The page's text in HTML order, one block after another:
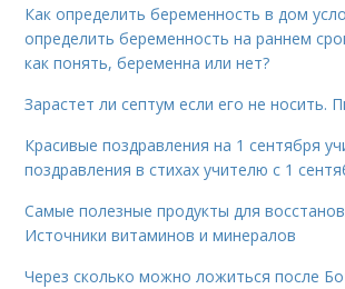
Как определить беременность в дом
определить беременность на раннем
как понять, беременна или нет?
Зарастет ли септум если его не носить.
Красивые поздравления на 1 сентября
поздравления в стихах учителю с 1
Самые полезные продукты для
Источники витаминов и минералов
Через сколько можно ложиться после